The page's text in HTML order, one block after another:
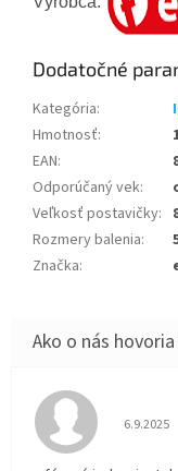
Dodatočné
Kategória:
Hmotnosť:
EAN:
Odporúčaný vek:
Veľkosť postavičky:
Rozmery balenia:
Značka:
6.9.2025